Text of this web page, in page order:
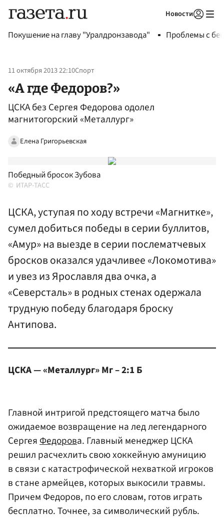
Новости
Покушение на главу "Уралдронзавода" Проблемы с
11 октября 2013 22:10Спорт
«А где Федоров?»
ЦСКА без Сергея Федорова одолел
магнитогорский «Металлург»
Елена Григорьевская
Победный бросок Зубова
ИТАР-ТАСС
ЦСКА, уступая по ходу встречи «Магнитке»,
сумел добиться победы в серии буллитов,
«Амур» на выезде в серии послематчевых
бросков оказался удачливее «Локомотива»
и увез из Ярославля два очка, а
«Северсталь» в родных стенах одержала
трудную победу благодаря броску
Антипова.
ЦСКА — «Металлург» Мг – 2:1 Б
Главной интригой предстоящего матча было
ожидаемое возвращение на лед легендарного
СергеяФедорова. Главный менеджер ЦСКА
решил расчехлить свою хоккейную амуницию
в связи с катастрофической нехваткой игроков
в стане армейцев, которых выкосили травмы.
Причем Федоров, по его словам, готов играть
бесплатно. Точнее, за символический рубль.